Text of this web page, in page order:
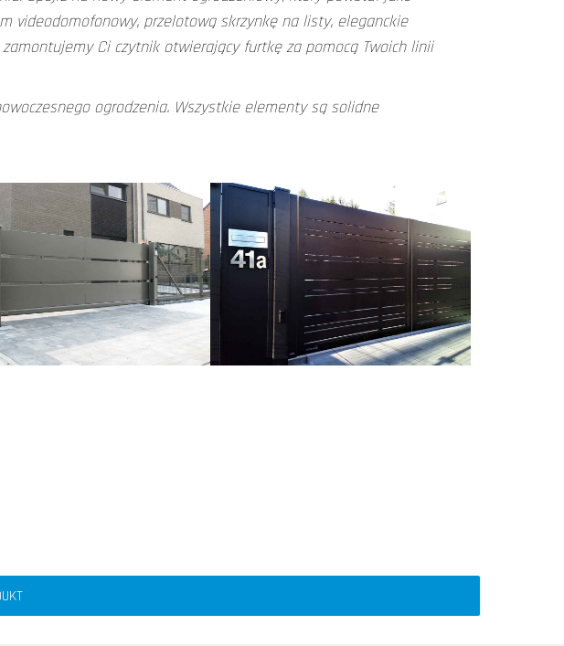
videodomofonowy, przelotową skrzynkę na listy, eleganckie
Ci czytnik otwierający furtkę za pomocą Twoich linii
ogrodzenia. Wszystkie elementy są solidne